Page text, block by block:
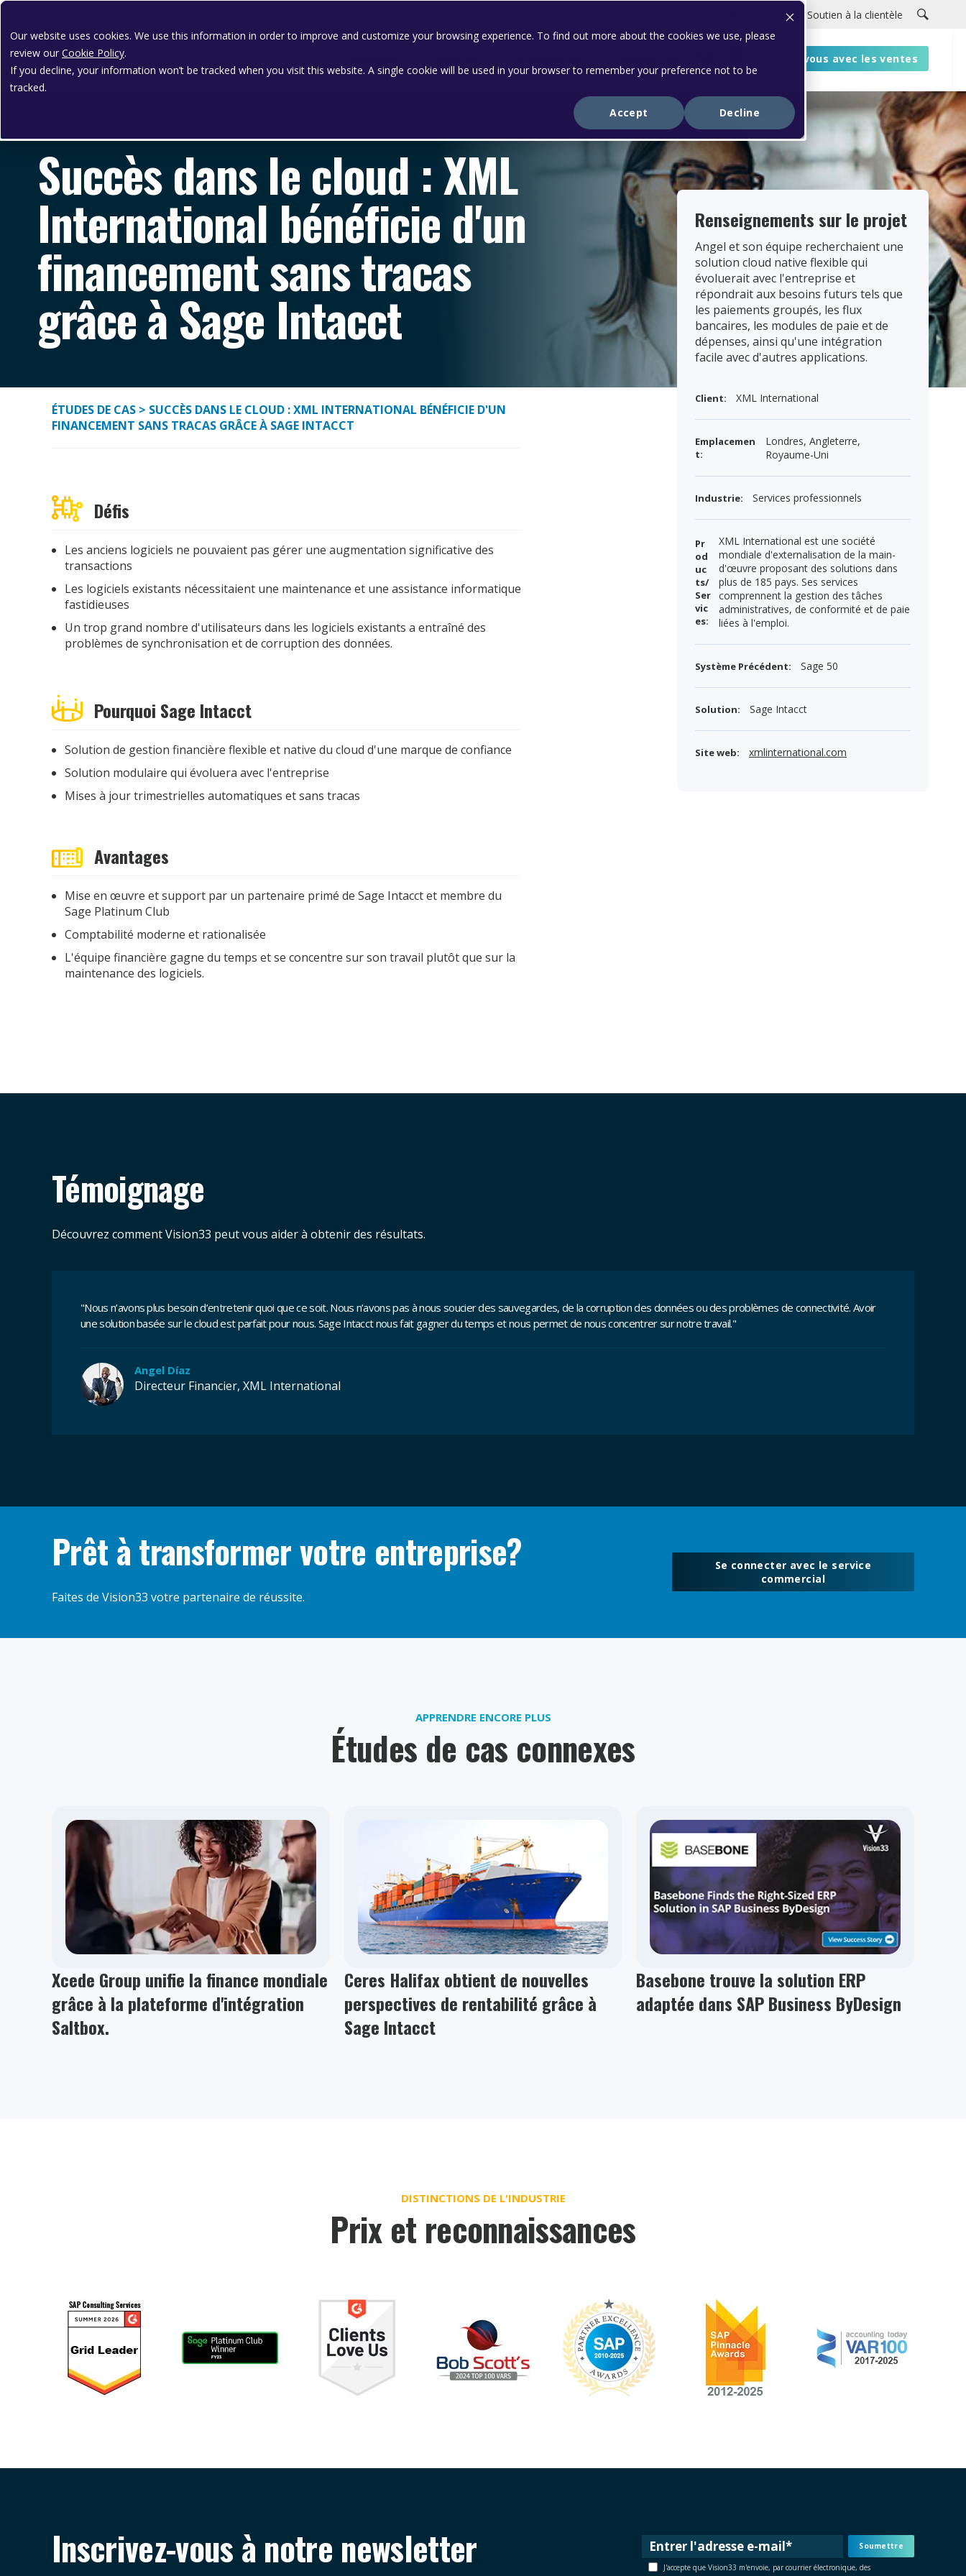
Our website uses cookies. We use this information in order to improve and customize your browsing experience. To find out more about the cookies we use, please
review our Cookie Policy.
If you decline, your information won’t be tracked when you visit this website. A single cookie will be used in your browser to remember your preference not to be
tracked.
Accept
Decline
Portail clients Soutien à la clientèle
Connectez-vous avec les ventes
Succès dans le cloud : XML
International bénéficie d'un
financement sans tracas
grâce à Sage Intacct
ÉTUDES DE CAS > SUCCÈS DANS LE CLOUD : XML INTERNATIONAL BÉNÉFICIE D'UN
FINANCEMENT SANS TRACAS GRÂCE À SAGE INTACCT
Défis
Les anciens logiciels ne pouvaient pas gérer une augmentation significative des
transactions
Les logiciels existants nécessitaient une maintenance et une assistance informatique
fastidieuses
Un trop grand nombre d'utilisateurs dans les logiciels existants a entraîné des
problèmes de synchronisation et de corruption des données.
Pourquoi Sage Intacct
Solution de gestion financière flexible et native du cloud d'une marque de confiance
Solution modulaire qui évoluera avec l'entreprise
Mises à jour trimestrielles automatiques et sans tracas
Avantages
Mise en œuvre et support par un partenaire primé de Sage Intacct et membre du
Sage Platinum Club
Comptabilité moderne et rationalisée
L'équipe financière gagne du temps et se concentre sur son travail plutôt que sur la
maintenance des logiciels.
Renseignements sur le projet
Angel et son équipe recherchaient une
solution cloud native flexible qui
évoluerait avec l'entreprise et
répondrait aux besoins futurs tels que
les paiements groupés, les flux
bancaires, les modules de paie et de
dépenses, ainsi qu'une intégration
facile avec d'autres applications.
Client: XML International
Emplacemen
t:
Londres, Angleterre,
Royaume-Uni
Industrie: Services professionnels
Pr
od
uc
ts/
Ser
vic
es:
XML International est une société
mondiale d'externalisation de la main-
d'œuvre proposant des solutions dans
plus de 185 pays. Ses services
comprennent la gestion des tâches
administratives, de conformité et de paie
liées à l'emploi.
Système Précédent: Sage 50
Solution: Sage Intacct
Site web: xmlinternational.com
Témoignage
Découvrez comment Vision33 peut vous aider à obtenir des résultats.
"Nous n’avons plus besoin d’entretenir quoi que ce soit. Nous n’avons pas à nous soucier des sauvegardes, de la corruption des données ou des problèmes de connectivité. Avoir
une solution basée sur le cloud est parfait pour nous. Sage Intacct nous fait gagner du temps et nous permet de nous concentrer sur notre travail."
Angel Díaz
Directeur Financier, XML International
Prêt à transformer votre entreprise?
Faites de Vision33 votre partenaire de réussite.
Se connecter avec le service
commercial
APPRENDRE ENCORE PLUS
Études de cas connexes
Xcede Group unifie la finance mondiale
grâce à la plateforme d'intégration
Saltbox.
Ceres Halifax obtient de nouvelles
perspectives de rentabilité grâce à
Sage Intacct
Basebone trouve la solution ERP
adaptée dans SAP Business ByDesign
DISTINCTIONS DE L'INDUSTRIE
Prix et reconnaissances
Inscrivez-vous à notre newsletter
J'accepte que Vision33 m'envoie, par courrier électronique, des